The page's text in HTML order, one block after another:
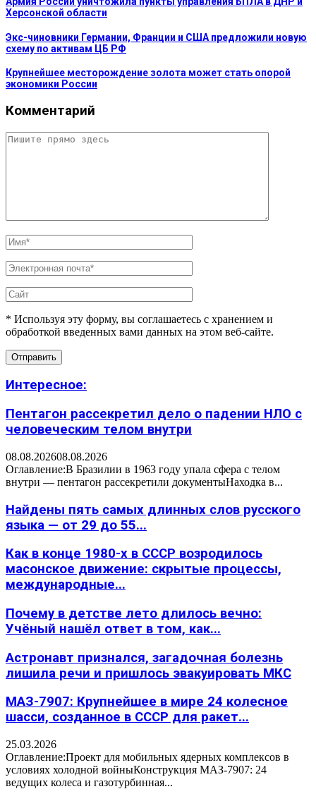
Херсонской области
Экс-чиновники Германии, Франции и США предложили новую
схему по активам ЦБ РФ
Крупнейшее месторождение золота может стать опорой
экономики России
Комментарий
* Используя эту форму, вы соглашаетесь с хранением и
обработкой введенных вами данных на этом веб-сайте.
Интересное:
Пентагон рассекретил дело о падении НЛО с
человеческим телом внутри
08.08.202608.08.2026
Оглавление:В Бразилии в 1963 году упала сфера с телом
внутри — пентагон рассекретили документыНаходка в...
Найдены пять самых длинных слов русского
языка — от 29 до 55...
Как в конце 1980-х в СССР возродилось
масонское движение: скрытые процессы,
международные...
Почему в детстве лето длилось вечно:
Учёный нашёл ответ в том, как...
Астронавт признался, загадочная болезнь
лишила речи и пришлось эвакуировать МКС
МАЗ-7907: Крупнейшее в мире 24 колесное
шасси, созданное в СССР для ракет...
25.03.2026
Оглавление:Проект для мобильных ядерных комплексов в
условиях холодной войныКонструкция МАЗ-7907: 24
ведущих колеса и газотурбинная...